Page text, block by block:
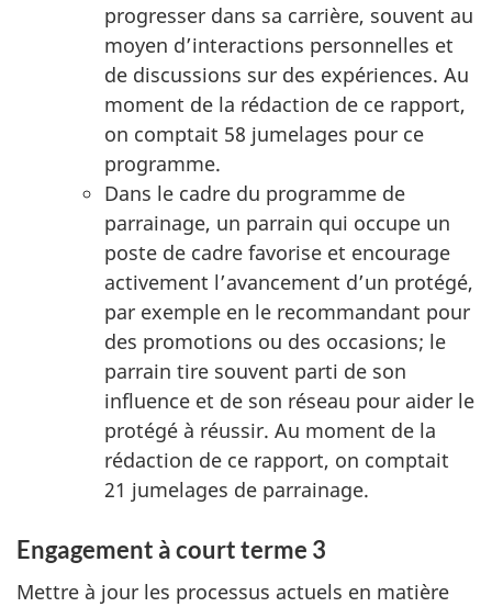
progresser dans sa carrière, souvent au
moyen d’interactions personnelles et
de discussions sur des expériences. Au
moment de la rédaction de ce rapport,
on comptait 58 jumelages pour ce
programme.
Dans le cadre du programme de
parrainage, un parrain qui occupe un
poste de cadre favorise et encourage
activement l’avancement d’un protégé,
par exemple en le recommandant pour
des promotions ou des occasions; le
parrain tire souvent parti de son
influence et de son réseau pour aider le
protégé à réussir. Au moment de la
rédaction de ce rapport, on comptait
21 jumelages de parrainage.
Engagement à court terme 3
Mettre à jour les processus actuels en matière